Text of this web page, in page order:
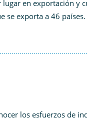
en exportación y
se exporta a 46
los esfuerzos de